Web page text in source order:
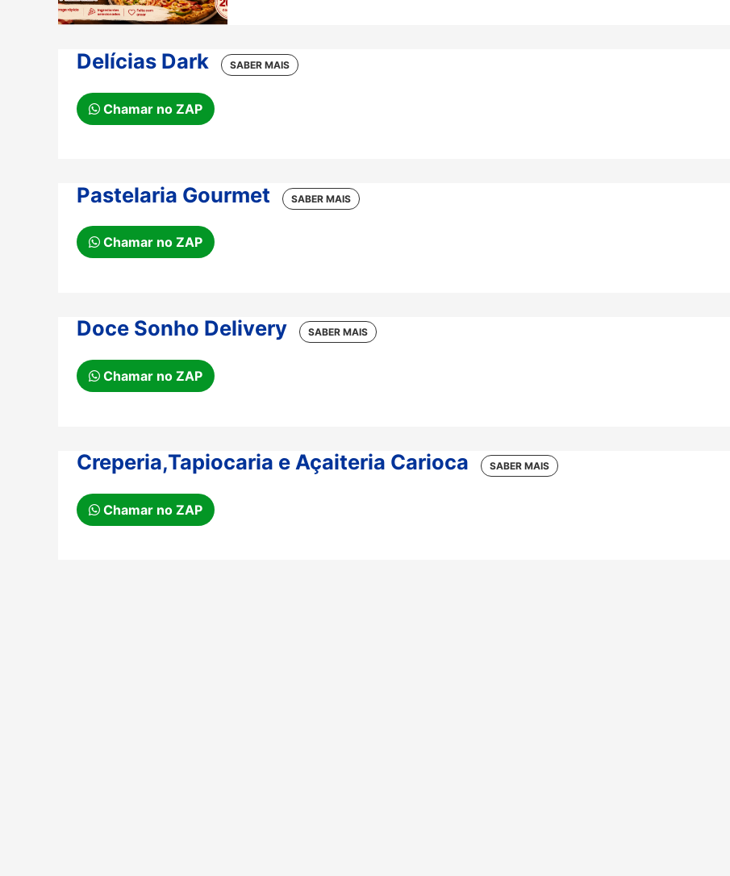
Delícias Dark
Chamar no ZAP
Pastelaria Gourmet
Chamar no ZAP
Doce Sonho Delivery
Chamar no ZAP
Creperia,Tapiocaria e Açaiteria Carioca
Chamar no ZAP